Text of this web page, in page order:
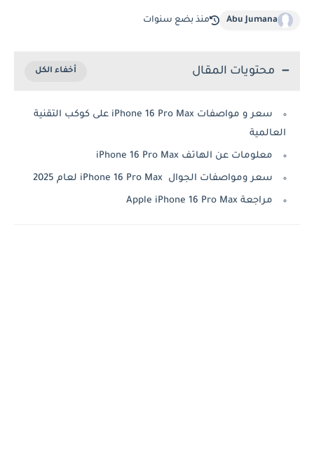
Abu Jumana منذ بضع سنوات
محتويات المقال
سعر و مواصفات iPhone 16 Pro Max على كوكب التقنية
العالمية
معلومات عن الهاتف iPhone 16 Pro Max
سعر ومواصفات الجوال iPhone 16 Pro Max لعام 2025
مراجعة Apple iPhone 16 Pro Max